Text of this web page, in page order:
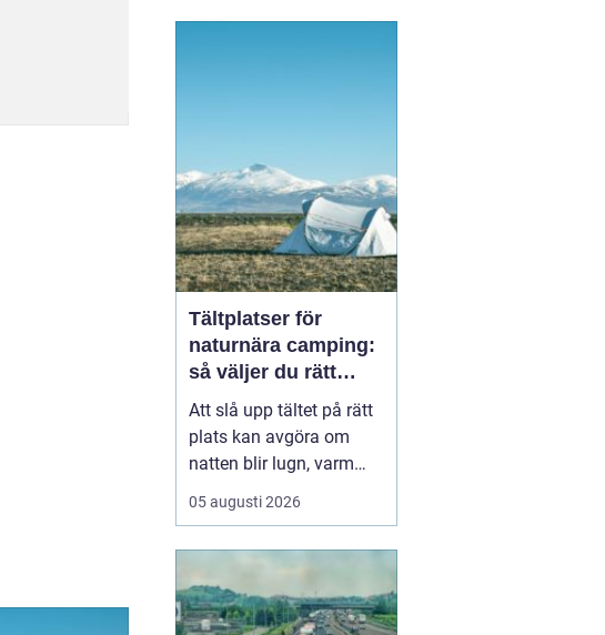
Tältplatser för
naturnära camping:
så väljer du rätt
plats
Att slå upp tältet på rätt
plats kan avgöra om
natten blir lugn, varm
och trivsam eller kall,
blöt och stökig. När fler
och skärmar
tältplatser enenkel väg
till lugn, n...
05 augusti 2026